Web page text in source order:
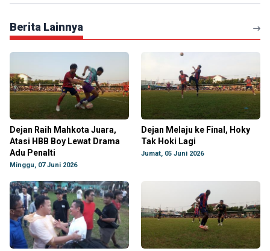
Berita Lainnya
Dejan Raih Mahkota Juara,
Atasi HBB Boy Lewat Drama
Adu Penalti
Minggu, 07 Juni 2026
Dejan Melaju ke Final, Hoky
Tak Hoki Lagi
Jumat, 05 Juni 2026